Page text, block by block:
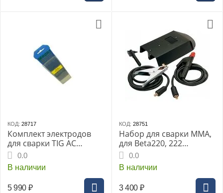
КОД: 28717
Комплект электродов
для сварки TIG AC
д.3.2мм (уп.10шт)
0.0
В наличии
5 990 ₽
КОД: 28751
Набор для сварки MMA,
для Beta220, 222
Spase220 (801096)
0.0
В наличии
3 400 ₽